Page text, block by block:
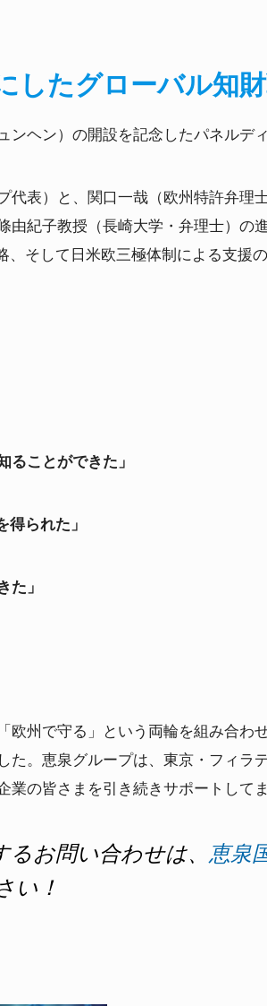
したグローバル知
ヘン）の開設を記念したパネルデ
代表）と、関口一哉（欧州特許弁理
由紀子教授（長崎大学・弁理士）の
、そして日米欧三極体制による支援
ることができた」
得られた」
た」
欧州で守る」という両輪を組み合わ
。恵泉グループは、東京・フィラ
の皆さまを引き続きサポートしてま
お問い合わせは、 恵泉
い！